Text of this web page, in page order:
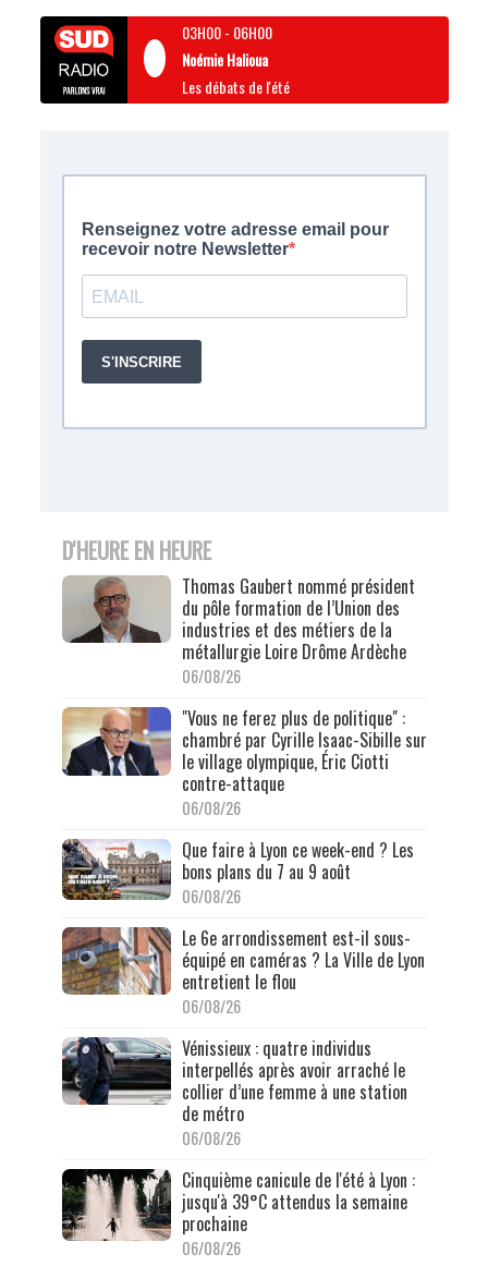
03H00- 06H00
Noémie Halioua
Les débats de l'été
D'HEURE EN HEURE
Thomas Gaubert nommé président
du pôle formation de l’Union des
industries et des métiers de la
métallurgie Loire Drôme Ardèche
06/08/26
"Vous ne ferez plus de politique" :
chambré par Cyrille Isaac-Sibille sur
le village olympique, Éric Ciotti
contre-attaque
06/08/26
Que faire à Lyon ce week-end ? Les
bons plans du 7 au 9 août
06/08/26
Le 6e arrondissement est-il sous-
équipé en caméras ? La Ville de Lyon
entretient le flou
06/08/26
Vénissieux : quatre individus
interpellés après avoir arraché le
collier d’une femme à une station
de métro
06/08/26
Cinquième canicule de l'été à Lyon :
jusqu'à 39°C attendus la semaine
prochaine
06/08/26